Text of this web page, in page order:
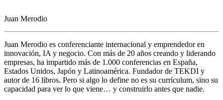
Juan Merodio
Juan Merodio es conferenciante internacional y emprendedor en
innovación, IA y negocio. Con más de 20 años creando y liderando
empresas, ha impartido más de 1.000 conferencias en España,
Estados Unidos, Japón y Latinoamérica. Fundador de TEKDI y
autor de 16 libros. Pero si algo lo define no es su currículum, sino su
capacidad para ver lo que viene… y construirlo antes que nadie.